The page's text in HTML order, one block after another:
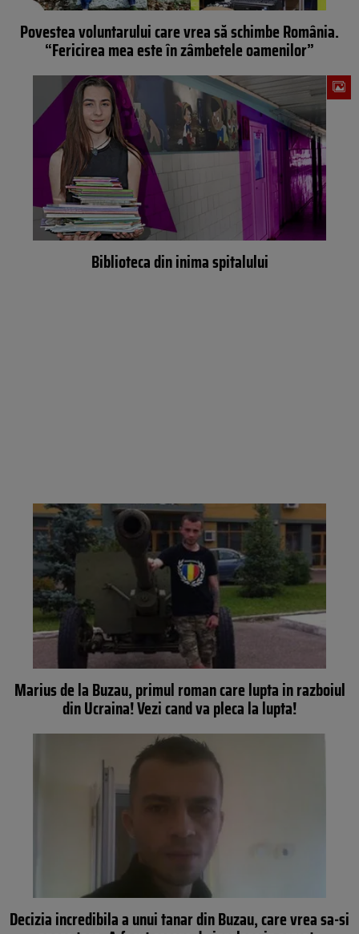
Povestea voluntarului care vrea să schimbe România.
“Fericirea mea este în zâmbetele oamenilor”
Biblioteca din inima spitalului
Marius de la Buzau, primul roman care lupta in razboiul
din Ucraina! Vezi cand va pleca la lupta!
Decizia incredibila a unui tanar din Buzau, care vrea sa-si